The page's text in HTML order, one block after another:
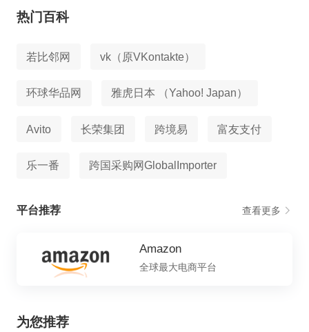
热门百科
若比邻网 vk（原VKontakte）
环球华品网 雅虎日本 （Yahoo! Japan）
Avito 长荣集团 跨境易 富友支付
乐一番 跨国采购网GlobalImporter
平台推荐 查看更多
Amazon
全球最大电商平台
为您推荐